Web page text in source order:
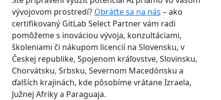
vývojovom prostredí? Obráťte sa na nás – ako
certifikovaný GitLab Select Partner vám radi
pomôžeme s inováciou vývoja, konzultáciami,
školeniami či nákupom licencií na Slovensku, v
Českej republike, Spojenom kráľovstve, Slovinsku,
Chorvátsku, Srbsku, Severnom Macedónsku a
ďalších krajinách, kde pôsobíme vrátane Izraela,
Južnej Afriky a Paraguaja.